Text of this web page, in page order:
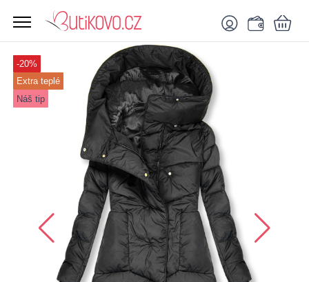
-20%
Extra teplé
Náš tip